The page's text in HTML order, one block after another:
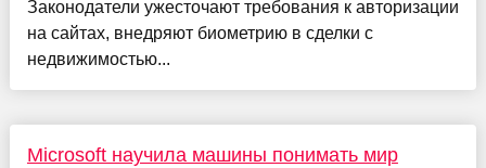
Законодатели ужесточают требования к авторизации
на сайтах, внедряют биометрию в сделки с
недвижимостью...
Microsoft научила машины понимать мир